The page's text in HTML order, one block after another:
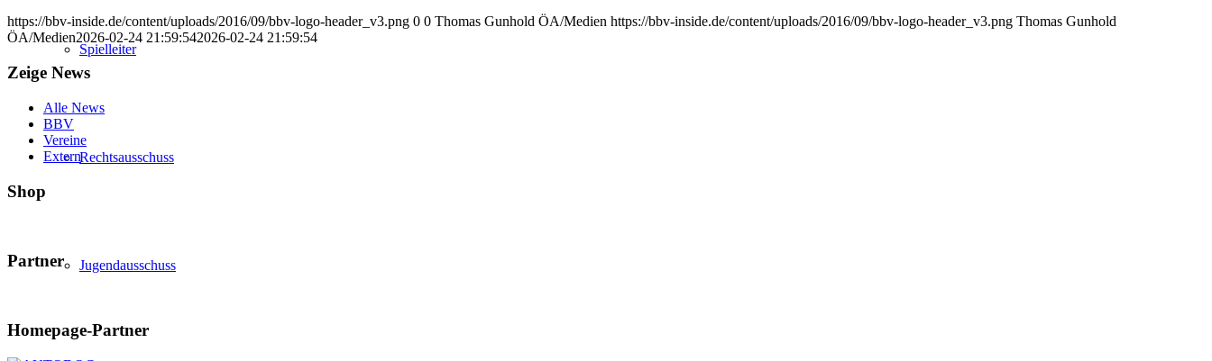
Spielleiter
Rechtsausschuss
Jugendausschuss
https://bbv-inside.de/content/uploads/2016/09/bbv-logo-header_v3.png 0 0 Thomas Gunhold ÖA/Medien https://bbv-inside.de/content/uploads/2016/09/bbv-logo-header_v3.png Thomas Gunhold
ÖA/Medien2026-02-24 21:59:542026-02-24 21:59:54
Zeige News
Alle News
BBV
Vereine
Extern
Shop
Partner
Homepage-Partner